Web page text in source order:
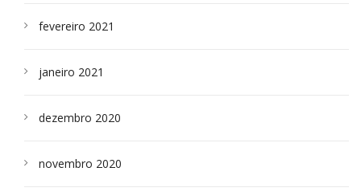
fevereiro 2021
janeiro 2021
dezembro 2020
novembro 2020